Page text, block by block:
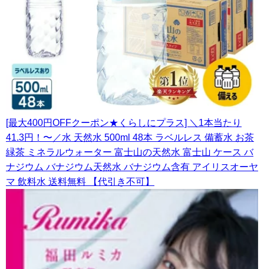
[最大400円OFFクーポン★くらしにプラス] ＼1本当たり
41.3円！〜／水 天然水 500ml 48本 ラベルレス 備蓄水 お茶
緑茶 ミネラルウォーター 富士山の天然水 富士山 ケース バ
ナジウム バナジウム天然水 バナジウム含有 アイリスオーヤ
マ 飲料水 送料無料 【代引き不可】